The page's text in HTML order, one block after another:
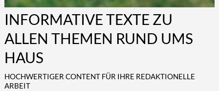
Mode
Soziales/Umwelt
Sport
Trendy
Fahrrad/E-Bike
Landschaft/Berge
Städte/Kultur
Weitere Reisethemen
Rund ums Haus
Haus
Ratgeber
Wohnen/Leben
TECHNIK
Hardware/Software
Kommunikation/Internet
Digitalisierung/Multimedia
INFORMATIVE TEXTE ZU
ALLEN THEMEN RUND UMS
HAUS
HOCHWERTIGER CONTENT FÜR IHRE REDAKTIONELLE
ARBEIT